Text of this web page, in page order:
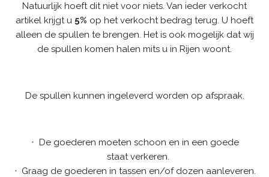
Natuurlijk hoeft dit niet voor niets. Van ieder verkocht
artikel krijgt u 5% op het verkocht bedrag terug. U hoeft
alleen de spullen te brengen. Het is ook mogelijk dat wij
de spullen komen halen mits u in Rijen woont.
De spullen kunnen ingeleverd worden op afspraak.
De goederen moeten schoon en in een goede
staatverkeren.
Graag de goederen in tassen en/of dozen aanleveren.